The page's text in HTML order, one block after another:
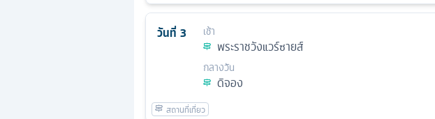
วันที่ 3 เช้า
พระราชวังแวร์ซายส์
กลางวัน
ดิจอง